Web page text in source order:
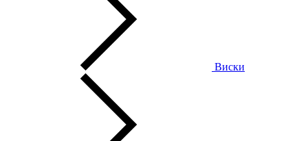
Виски